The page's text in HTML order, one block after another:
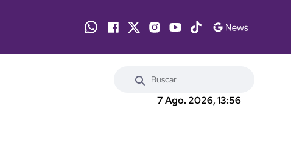
7 Ago. 2026, 13:56